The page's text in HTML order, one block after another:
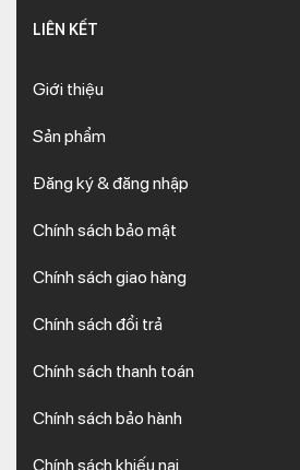
LIÊN KẾT
Giới thiệu
Sản phẩm
Đăng ký & đăng nhập
Chính sách bảo mật
Chính sách giao hàng
Chính sách đổi trả
Chính sách thanh toán
Chính sách bảo hành
Chính sách khiếu nại